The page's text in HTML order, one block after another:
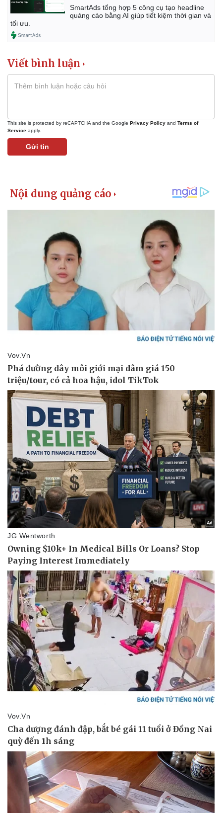
Thể thao
Bóng đá
eSports
Hậu trường
Ô tô - Xe máy
Ô tô
Xe máy
SmartAds tổng hợp 5 công cụ tạo headline
quảng cáo bằng AI giúp tiết kiệm thời gian và
tối ưu.
Viết bình luận
This site is protected by reCAPTCHA and the Google Privacy Policy and Terms of
Service apply.
Gửi tin